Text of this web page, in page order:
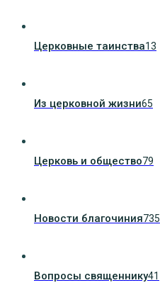
Церковные таинства13
Из церковной жизни65
Церковь и общество79
Новости благочиния735
Вопросы священнику41